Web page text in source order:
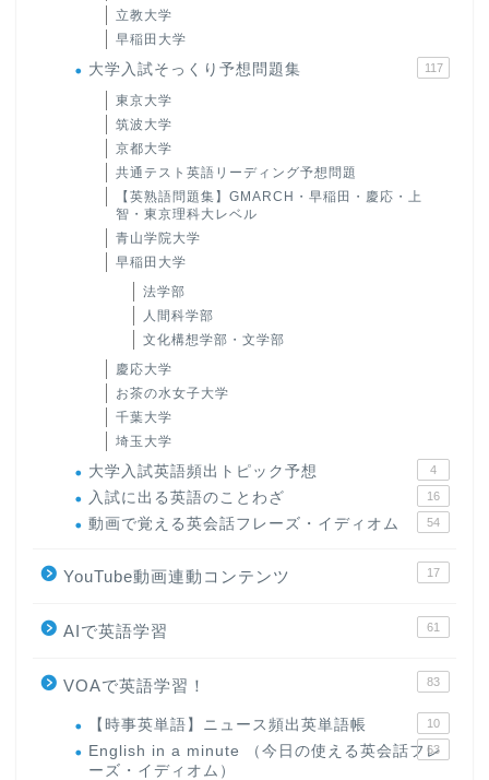
立教大学
早稲田大学
大学入試そっくり予想問題集 117
東京大学
筑波大学
京都大学
共通テスト英語リーディング予想問題
【英熟語問題集】GMARCH・早稲田・慶応・上
智・東京理科大レベル
青山学院大学
早稲田大学
法学部
人間科学部
文化構想学部・文学部
慶応大学
お茶の水女子大学
千葉大学
埼玉大学
大学入試英語頻出トピック予想 4
入試に出る英語のことわざ 16
動画で覚える英会話フレーズ・イディオム 54
YouTube動画連動コンテンツ 17
AIで英語学習 61
VOAで英語学習！ 83
【時事英単語】ニュース頻出英単語帳 10
English in a minute （今日の使える英会話フレ
ーズ・イディオム）
63